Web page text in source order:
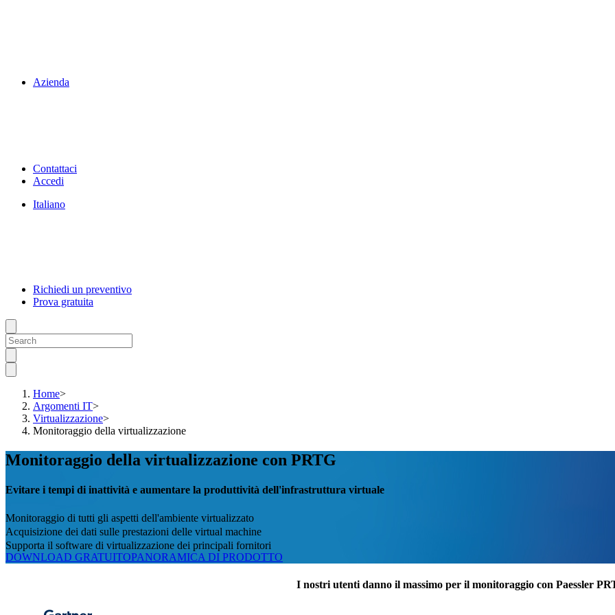
Azienda
Contattaci
Accedi
Italiano
Richiedi un preventivo
Prova gratuita
Home>
Argomenti IT>
Virtualizzazione>
Monitoraggio della virtualizzazione
Monitoraggio della virtualizzazione con PRTG
Evitare i tempi di inattività e aumentare la produttività dell'infrastruttura virtuale
Monitoraggio di tutti gli aspetti dell'ambiente virtualizzato
Acquisizione dei dati sulle prestazioni delle virtual machine
Supporta il software di virtualizzazione dei principali fornitori
DOWNLOAD GRATUITOPANORAMICA DI PRODOTTO
I nostri utenti danno il massimo per il monitoraggio con Paessler